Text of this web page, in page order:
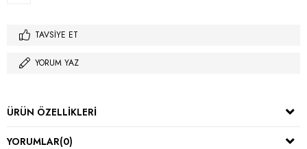
TAVSIYE ET
YORUM YAZ
ÜRÜN ÖZELLIKLERI
YORUMLAR(0)